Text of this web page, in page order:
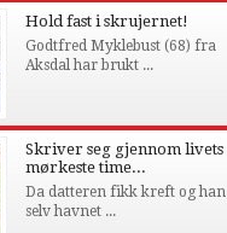
Hold fast i skrujernet!
Godtfred Myklebust (68) fra
Aksdal har brukt ...
Skriver seg gjennom livets
mørkeste time...
Da datteren fikk kreft og han
selv havnet ...